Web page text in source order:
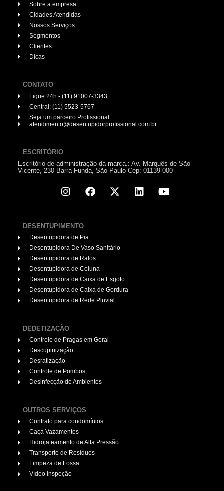
Sobre a empresa
Cidades Atendidas
Nossos Serviços
Segmentos
Clientes
Dicas
CONTATO
Ligue 24h - (11) 91007-3343
Central: (11) 5523-5767
Seja um parceiro Profissional
atendimento@desentupidorprofissional.com.br
ESCRITÓRIO
Escritório de administração da marca.: Av. Marquês de São
Vicente, 230 Barra Funda, São Paulo Cep: 01139-000
DESENTUPIMENTO
Desentupidora de Pia
Desentupidora De Vaso Sanitário
Desentupidora de Ralos
Desentupidora de Coluna
Desentupidora de Caixa de Esgoto
Desentupidora de Caixa de Gordura
Desentupidora de Rede Pluvial
DEDETIZAÇÃO
Controle de Pragas em Geral
Descupinização
Desratização
Controle de Pombos
Desinfecção de Ambientes
OUTROS SERVIÇOS
Contrato para condomínios
Caça Vazamentos
Hidrojateamento de Alta Pressão
Transporte de Resíduos
Limpeza de Fossa
Vídeo Inspeção